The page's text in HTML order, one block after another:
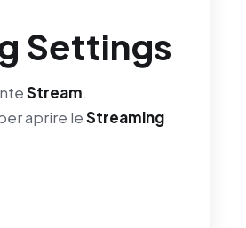
Settings
Stream.
aprire leStreaming